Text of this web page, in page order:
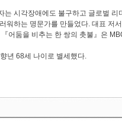
는 시각장애에도 불구하고 글로벌
워하는 명문가를 만들었다. 대표 저
어둠을 비추는 한 쌍의 촛불』은
년 68세 나이로 별세했다.